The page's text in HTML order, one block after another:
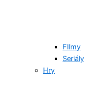
FIlmy
Seriály
Hry